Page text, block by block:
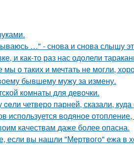
…" - снова и снова слышу
и как-то раз нас одолели
о таких и мечтать не могли,
бывшему мужу за измену.
комнаты для девочки.
четверо парней, сказали, куда
используется водяное
качествам даже более опасна.
если вы нашли "Мертвого" ежа в